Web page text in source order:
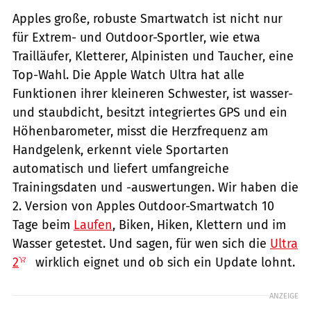
Apples große, robuste Smartwatch ist nicht nur
für Extrem- und Outdoor-Sportler, wie etwa
Trailläufer, Kletterer, Alpinisten und Taucher, eine
Top-Wahl. Die Apple Watch Ultra hat alle
Funktionen ihrer kleineren Schwester, ist wasser-
und staubdicht, besitzt integriertes GPS und ein
Höhenbarometer, misst die Herzfrequenz am
Handgelenk, erkennt viele Sportarten
automatisch und liefert umfangreiche
Trainingsdaten und -auswertungen. Wir haben die
2. Version von Apples Outdoor-Smartwatch 10
Tage beim Laufen, Biken, Hiken, Klettern und im
Wasser getestet. Und sagen, für wen sich die Ultra
2
wirklich eignet und ob sich ein Update lohnt.
ANZEIGE